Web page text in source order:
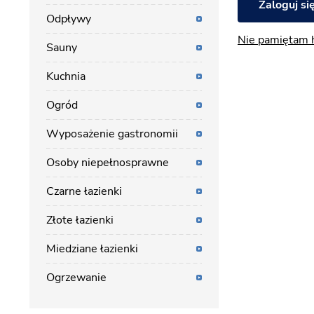
Zaloguj się
Nie pamiętam
Odpływy
Sauny
Kuchnia
Ogród
Wyposażenie gastronomii
Osoby niepełnosprawne
Czarne łazienki
Złote łazienki
Miedziane łazienki
Ogrzewanie